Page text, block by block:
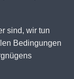
sind, wir tun
Bedingungen